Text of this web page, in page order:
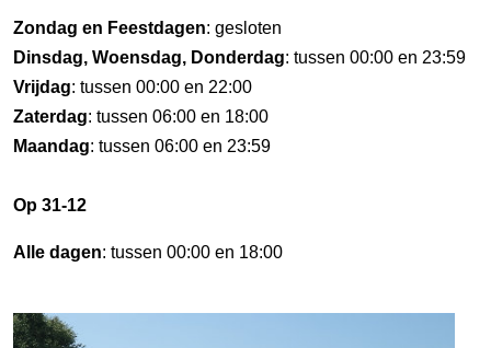
Zondag en Feestdagen: gesloten
Dinsdag, Woensdag, Donderdag: tussen 00:00 en 23:59
Vrijdag: tussen 00:00 en 22:00
Zaterdag: tussen 06:00 en 18:00
Maandag: tussen 06:00 en 23:59
Op 31-12
Alle dagen: tussen 00:00 en 18:00